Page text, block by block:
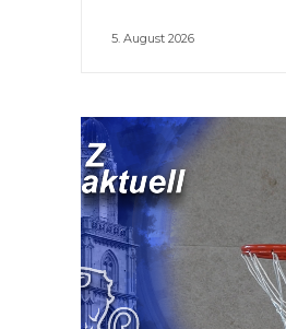
5. August 2026